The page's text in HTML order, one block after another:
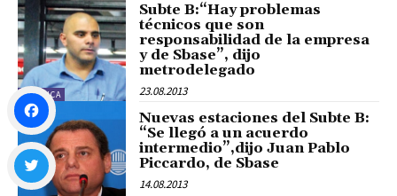
POLÍTICA
Subte B:“Hay problemas
técnicos que son
responsabilidad de la empresa
y de Sbase”, dijo
metrodelegado
23.08.2013
Nuevas estaciones del Subte B:
“Se llegó a un acuerdo
intermedio”,dijo Juan Pablo
Piccardo, de Sbase
14.08.2013
Facebook